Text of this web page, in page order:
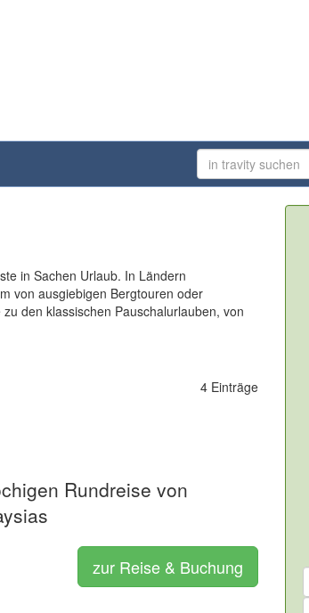
in Sachen Urlaub. In Ländern
von ausgiebigen Bergtouren oder
den klassischen Pauschalurlauben, von
4 Einträge
Rundreise von
zur Reise & Buchung